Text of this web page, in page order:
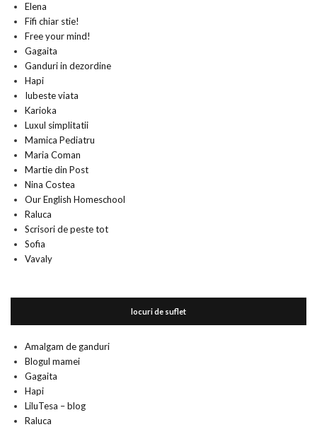
Elena
Fifi chiar stie!
Free your mind!
Gagaita
Ganduri in dezordine
Hapi
Iubeste viata
Karioka
Luxul simplitatii
Mamica Pediatru
Maria Coman
Martie din Post
Nina Costea
Our English Homeschool
Raluca
Scrisori de peste tot
Sofia
Vavaly
locuri de suflet
Amalgam de ganduri
Blogul mamei
Gagaita
Hapi
LiluTesa – blog
Raluca